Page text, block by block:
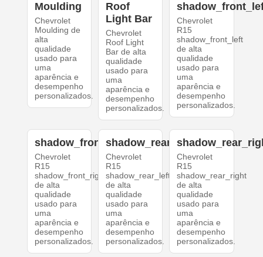
Moulding
Chevrolet
Moulding de
alta
qualidade
usado para
uma
aparência e
desempenho
personalizados.
Roof
Light Bar
Chevrolet
Roof Light
Bar de alta
qualidade
usado para
uma
aparência e
desempenho
personalizados.
Chevrolet
R15
shadow_front_left
de alta
qualidade
usado para
uma
aparência e
desempenho
personalizados.
shadow_front_right
Chevrolet
R15
shadow_front_right
de alta
qualidade
usado para
uma
aparência e
desempenho
personalizados.
shadow_rear_left
Chevrolet
R15
shadow_rear_left
de alta
qualidade
usado para
uma
aparência e
desempenho
personalizados.
Chevrolet
R15
shadow_rear_right
de alta
qualidade
usado para
uma
aparência e
desempenho
personalizados.